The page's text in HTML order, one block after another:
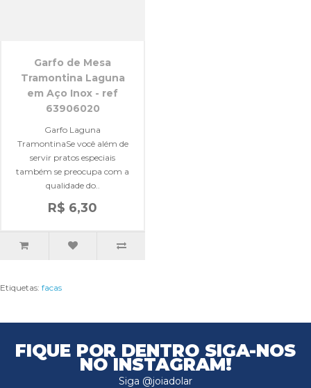
Garfo de Mesa
Tramontina Laguna
em Aço Inox - ref
63906020
Garfo Laguna
TramontinaSe você além de
servir pratos especiais
também se preocupa com a
qualidade do..
R$ 6,30
Etiquetas: facas
FIQUE POR DENTRO SIGA-NOS
NO INSTAGRAM!
Siga @joiadolar